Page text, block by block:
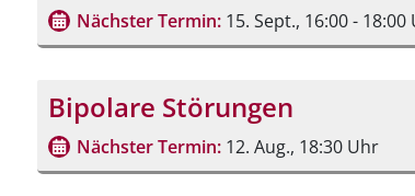
Nächster Termin: 15. Sept., 16:00 - 18:00
Bipolare Störungen
Nächster Termin: 12. Aug., 18:30 Uhr